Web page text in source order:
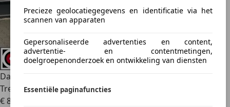
Precieze geolocatiegegevens en identificatie via het
scannen van apparaten
Gepersonaliseerde advertenties en content,
advertentie- en contentmetingen,
doelgroepenonderzoek en ontwikkeling van diensten
Essentiële paginafuncties
Dacia Sandero
Trekhaak. Ga
€ 8.450